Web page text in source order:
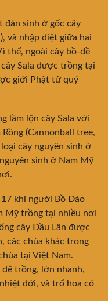
đản sinh ở gốc cây
và nhập diệt giữa hai
thế, ngoài cây bồ-đề
Sala được trồng tại
giới Phật tử quý
lầm lộn cây Sala với
(Cannonball tree,
cây nguyên sinh ở
sinh ở Nam Mỹ
khi người Bồ Đào
Mỹ trồng tại nhiều nơi
cây Đầu Lân được
các chùa khác trong
tại Việt Nam.
trồng, lớn nhanh,
đới, và trổ hoa có